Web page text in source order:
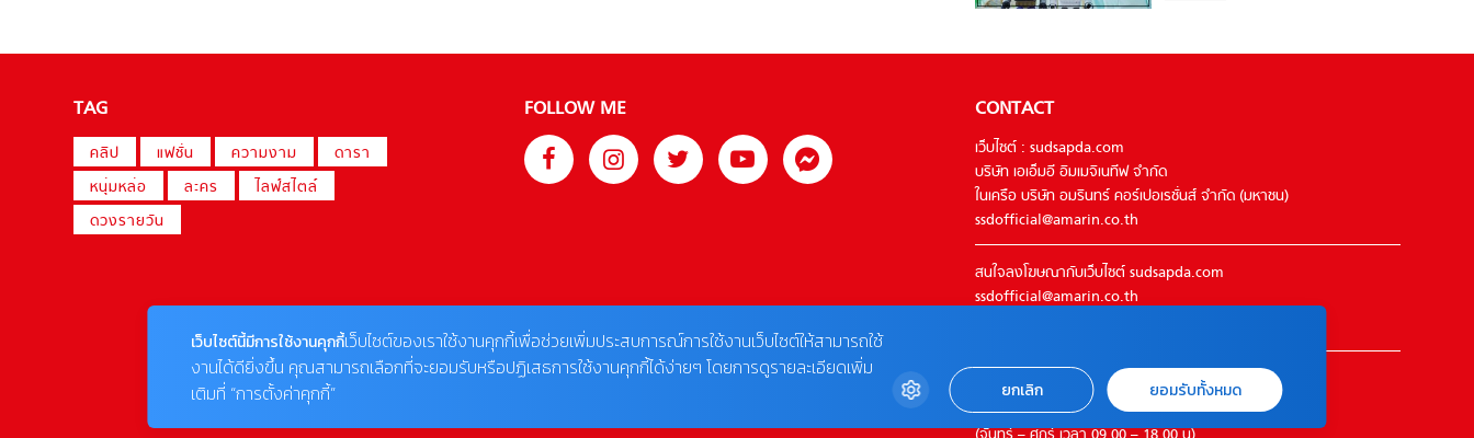
TAG
คลิป แฟชั่น ความงาม
ดารา
หนุ่มหล่อ
ละคร
ไลฟ์สไตล์
ดวงรายวัน
FOLLOW ME CONTACT
เว็บไซต์ : sudsapda.com
บริษัท เอเอ็มอี อิมเมจิเนทีฟ จำกัด
ในเครือ บริษัท อมรินทร์ คอร์เปอเรชั่นส์ จำกัด (มหาชน)
ssdofficial@amarin.co.th
สนใจลงโฆษณากับเว็บไซต์ sudsapda.com
ssdofficial@amarin.co.th
ติดต่อแจ้งปัญหาหรือร้องเรียน
02-422-9999 ต่อ 4180
เว็บไซต์นี้มีการใช้งานคุกกี้เว็บไซต์ของเราใช้งานคุกกี้เพื่อช่วยเพิ่มประสบการณ์การใช้งานเว็บไซต์ให้สามารถใช้
งานได้ดียิ่งขึ้น คุณสามารถเลือกที่จะยอมรับหรือปฏิเสธการใช้งานคุกกี้ได้ง่ายๆ โดยการดูรายละเอียดเพิ่ม
เติมที่ “การตั้งค่าคุกกี้”
ยกเลิก ยอมรับทั้งหมด